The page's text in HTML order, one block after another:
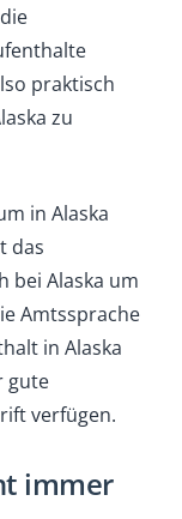
praktisch
zu
in Alaska
das
bei Alaska um
Amtssprache
in Alaska
gute
verfügen.
immer